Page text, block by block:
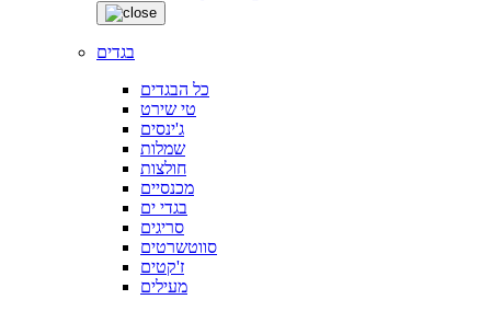
בגדים
כל הבגדים
טי שירט
ג'ינסים
שמלות
חולצות
מכנסיים
בגדי ים
סריגים
סווטשרטים
ז'קטים
מעילים